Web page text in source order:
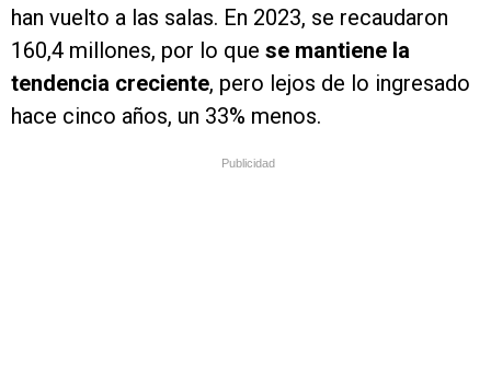
han vuelto a las salas. En 2023, se recaudaron
160,4 millones, por lo que se mantiene la
tendencia creciente, pero lejos de lo ingresado
hace cinco años, un 33% menos.
Publicidad